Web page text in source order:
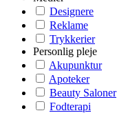
Designere
Reklame
Trykkerier
Personlig pleje
Akupunktur
Apoteker
Beauty Saloner
Fodterapi